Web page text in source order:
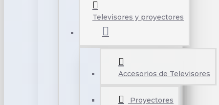
Televisores y proyectores
Accesorios de Televisores
Proyectores